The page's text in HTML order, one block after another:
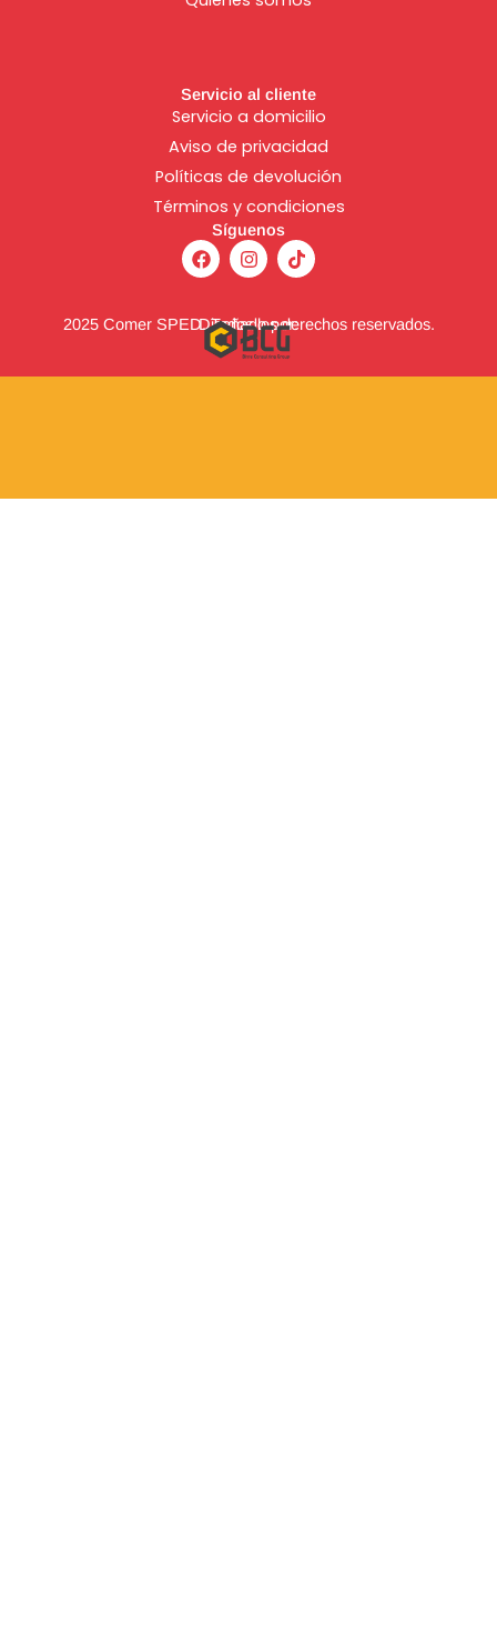
Servicio al cliente
Servicio a domicilio
Aviso de privacidad
Políticas de devolución
Términos y condiciones
Síguenos
F
a
c
b
o
o
k
I
n
s
a
g
r
a
T
i
k
o
2025 Comer SPED. Todos los derechos reservados.
Diseñado por: